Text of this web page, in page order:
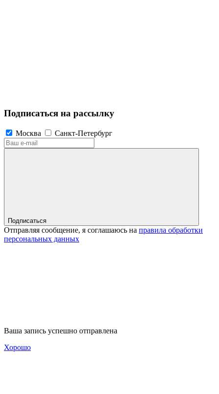
Подписаться на рассылку
Москва Санкт-Петербург
Подписаться
Отправляя сообщение, я соглашаюсь на правила обработки
персональных данных
Ваша запись успешно отправлена
Хорошо